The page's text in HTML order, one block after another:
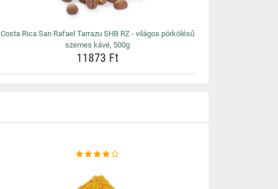
Costa Rica San Rafael Tarrazu SHB RZ - világos pörkölésű
szemes kávé, 500g
11873 Ft